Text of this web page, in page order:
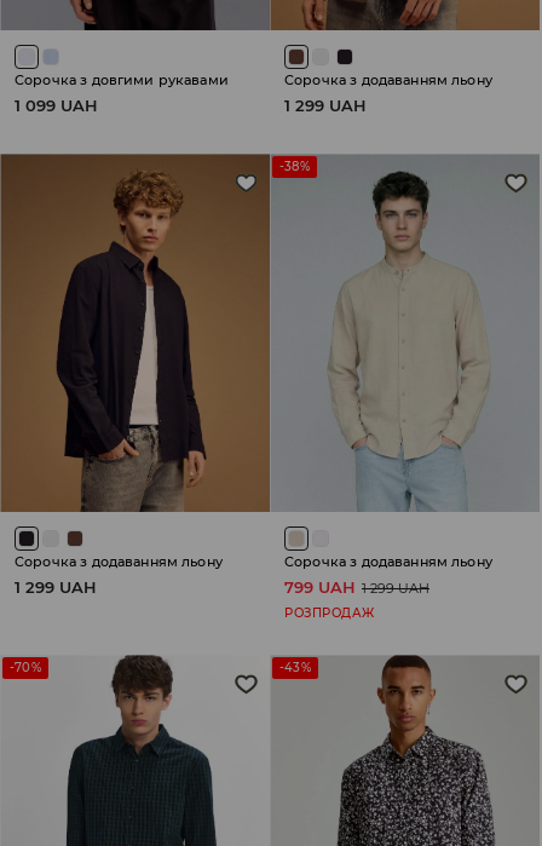
Сорочка з довгими рукавами
1 099 UAH
Сорочка з додаванням льону
1 299 UAH
Сорочка з додаванням льону
1 299 UAH
-38%
Сорочка з додаванням льону
799 UAH 1 299 UAH
РОЗПРОДАЖ
-70% -43%